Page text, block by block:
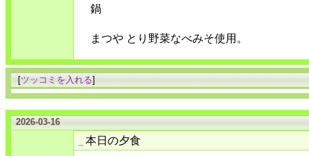
鍋
まつや とり野菜なべみそ使用。
[ツッコミを入れる]
2026-03-16
本日の夕食